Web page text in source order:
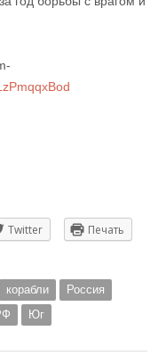
Twitter Печать
корабли
Россия
Юг